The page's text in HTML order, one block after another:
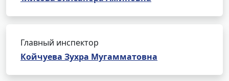
Главный инспектор
Койчуева Зухра Мугамматовна